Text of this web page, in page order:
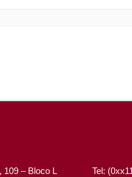
109 – Bloco L
Tel: